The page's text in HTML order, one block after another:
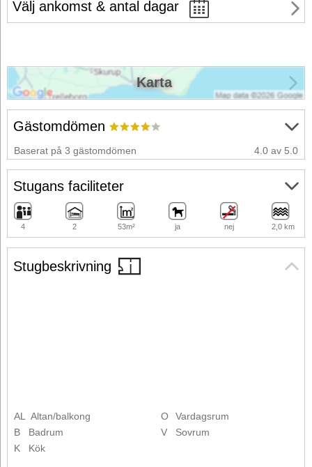
Välj ankomst & antal dagar
Stugbeskrivning
AL
Altan/balkong
B
Badrum
K
Kök
O
Vardagsrum
V
Sovrum
Gästomdömen
Baserat på 3 gästomdömen 4.0 av 5.0
Stugans faciliteter
4 2 53m² ja nej 2,0 km
Karta